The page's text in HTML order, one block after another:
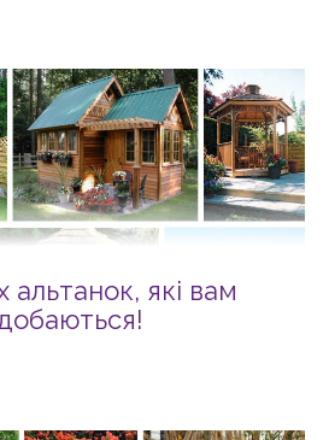
альтанок, які вам